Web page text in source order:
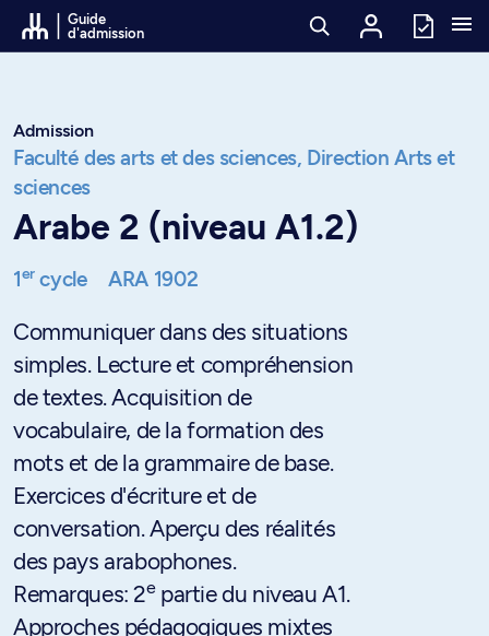
Passer au contenu
Guide
d'admission
Admission
Faculté des arts et des sciences, Direction Arts et
sciences
Arabe 2 (niveau A1.2)
1ercycle ARA 1902
Communiquer dans des situations
simples. Lecture et compréhension
de textes. Acquisition de
vocabulaire, de la formation des
mots et de la grammaire de base.
Exercices d'écriture et de
conversation. Aperçu des réalités
des pays arabophones.
Remarques: 2epartie du niveau A1.
Approches pédagogiques mixtes